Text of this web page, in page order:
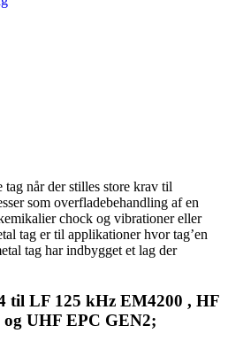
når der stilles store krav til
som overfladebehandling af en
chock og vibrationer eller
tag er til applikationer hvor tag’en
tag har indbygget et lag der
til LF 125 kHz EM4200 , HF
UHF EPC GEN2;